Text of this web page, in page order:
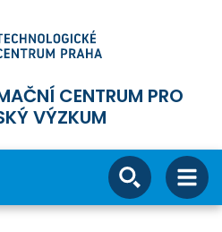
CENTRUM PRO
VÝZKUM